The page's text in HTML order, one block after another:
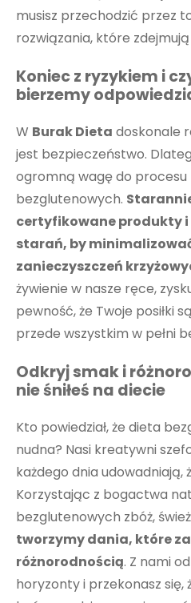
musisz przechodzić przez
rozwiązania, które
Koniec z ryzykiem i
bierzemy
W Burak Dieta doskonale
jest bezpieczeństwo.
ogromną wagę do procesu
bezglutenowych.
certyfikowane produkty i
starań, by
zanieczyszczeń
żywienie w nasze ręce,
pewność, że Twoje posiłki
przede wszystkim w pełni
Odkryj smak i
nie śniłeś na diecie
Kto powiedział, że dieta
nudna? Nasi kreatywni
każdego dnia udowadniają,
Korzystając z bogactwa
bezglutenowych zbóż,
tworzymy dania, które
różnorodnością. Z nami
horyzonty i przekonasz się,